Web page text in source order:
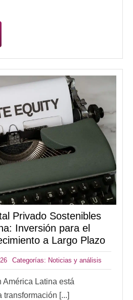
Privado Sostenibles
Inversión para el
a Largo Plazo
Categorías: Noticias y análisis
América Latina está
[...]